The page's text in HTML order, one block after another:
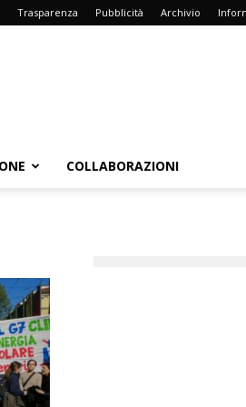
Trasparenza Pubblicità Archivio
COLLABORAZIONI